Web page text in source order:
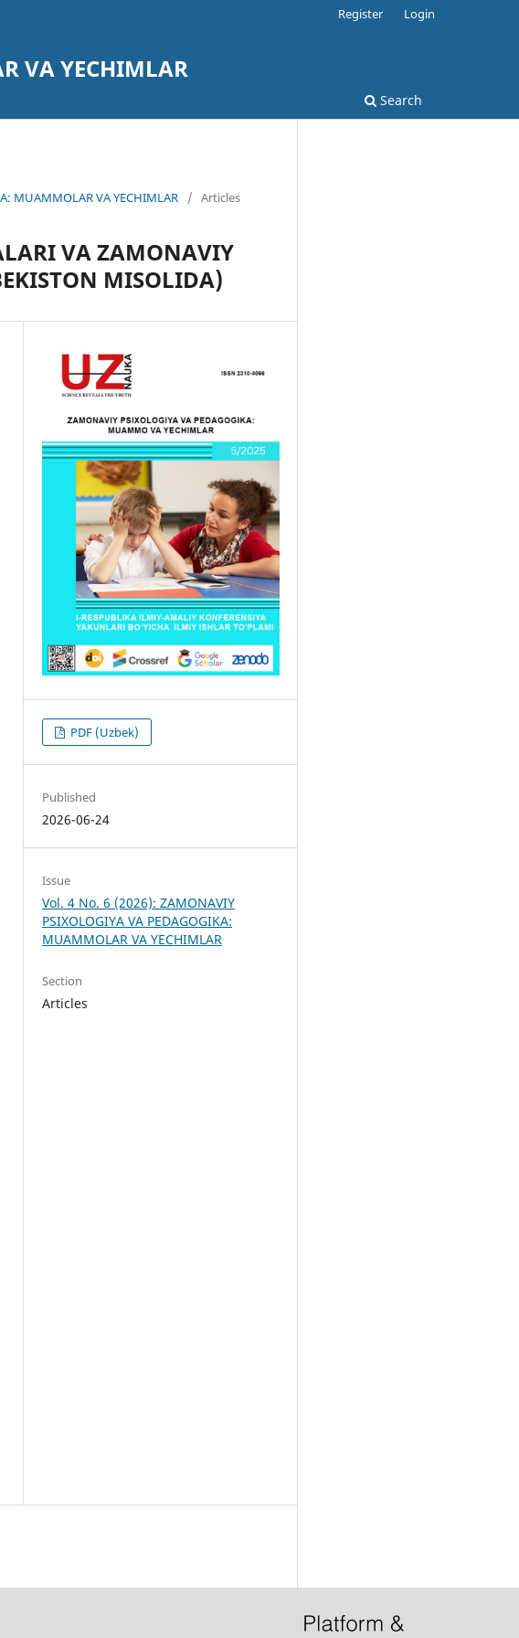
VA YECHIMLAR
Search
Register Login
MUAMMOLAR VA YECHIMLAR / Articles
VA ZAMONAVIY
MISOLIDA)
PDF (Uzbek)
Published
2026-06-24
Issue
Vol. 4 No. 6 (2026): ZAMONAVIY
PSIXOLOGIYA VA PEDAGOGIKA:
MUAMMOLAR VA YECHIMLAR
Section
Articles